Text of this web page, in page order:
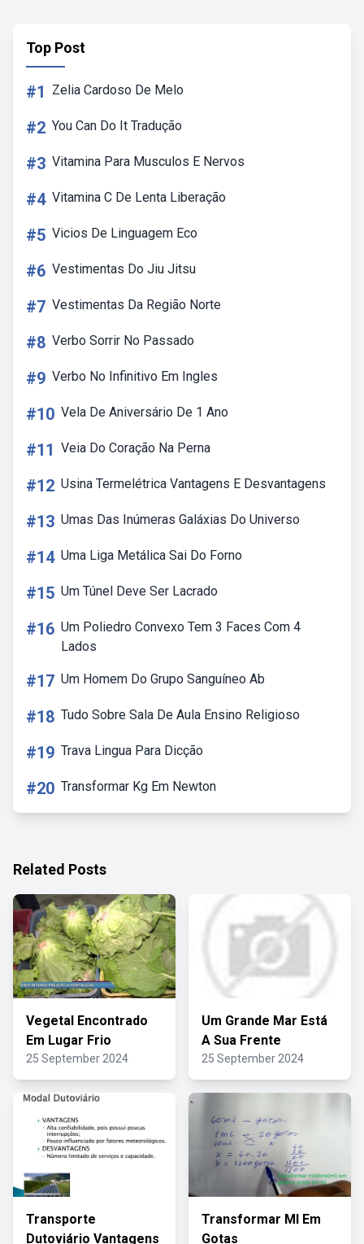
Top Post
#1 Zelia Cardoso De Melo
#2 You Can Do It Tradução
#3 Vitamina Para Musculos E Nervos
#4 Vitamina C De Lenta Liberação
#5 Vicios De Linguagem Eco
#6 Vestimentas Do Jiu Jitsu
#7 Vestimentas Da Região Norte
#8 Verbo Sorrir No Passado
#9 Verbo No Infinitivo Em Ingles
#10 Vela De Aniversário De 1 Ano
#11 Veia Do Coração Na Perna
#12 Usina Termelétrica Vantagens E Desvantagens
#13 Umas Das Inúmeras Galáxias Do Universo
#14 Uma Liga Metálica Sai Do Forno
#15 Um Túnel Deve Ser Lacrado
#16 Um Poliedro Convexo Tem 3 Faces Com 4
Lados
#17 Um Homem Do Grupo Sanguíneo Ab
#18 Tudo Sobre Sala De Aula Ensino Religioso
#19 Trava Lingua Para Dicção
#20 Transformar Kg Em Newton
Related Posts
Vegetal Encontrado
Em Lugar Frio
25 September 2024
Um Grande Mar Está
A Sua Frente
25 September 2024
Transporte
Dutoviário Vantagens
Transformar Ml Em
Gotas